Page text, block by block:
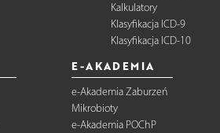
Kalkulatory
Klasyfikacja ICD-9
Klasyfikacja ICD-10
E-AKADEMIA
e-Akademia Zaburzeń
Mikrobioty
e-Akademia POChP